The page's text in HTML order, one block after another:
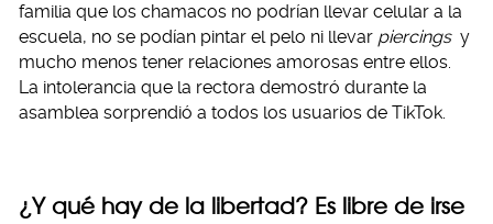
familia que los chamacos no podrían llevar celular a la
escuela, no se podían pintar el pelo ni llevar piercings y
mucho menos tener relaciones amorosas entre ellos.
La intolerancia que la rectora demostró durante la
asamblea sorprendió a todos los usuarios de TikTok.
¿Y qué hay de la libertad? Es libre de irse